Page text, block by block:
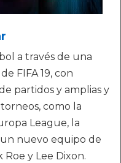
a través de una
FIFA 19, con
partidos y amplias y
como la
League, la
nuevo equipo de
y Lee Dixon.